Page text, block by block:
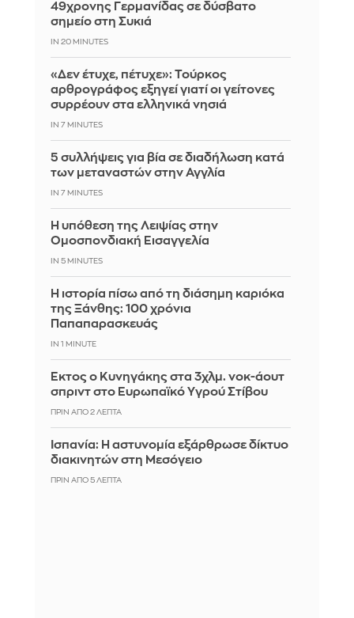
49χρονης Γερμανίδας σε δύσβατο
σημείο στη Συκιά
IN 20 MINUTES
«Δεν έτυχε, πέτυχε»: Τούρκος
αρθρογράφος εξηγεί γιατί οι γείτονες
συρρέουν στα ελληνικά νησιά
IN 7 MINUTES
5 συλλήψεις για βία σε διαδήλωση κατά
των μεταναστών στην Αγγλία
IN 7 MINUTES
Η υπόθεση της Λειψίας στην
Ομοσπονδιακή Εισαγγελία
IN 5 MINUTES
Η ιστορία πίσω από τη διάσημη καριόκα
της Ξάνθης: 100 χρόνια
Παπαπαρασκευάς
IN 1 MINUTE
Έκτος ο Κυνηγάκης στα 3χλμ. νοκ-άουτ
σπριντ στο Ευρωπαϊκό Υγρού Στίβου
ΠΡΙΝ ΑΠΌ 2 ΛΕΠΤΆ
Ισπανία: Η αστυνομία εξάρθρωσε δίκτυο
διακινητών στη Μεσόγειο
ΠΡΙΝ ΑΠΌ 5 ΛΕΠΤΆ